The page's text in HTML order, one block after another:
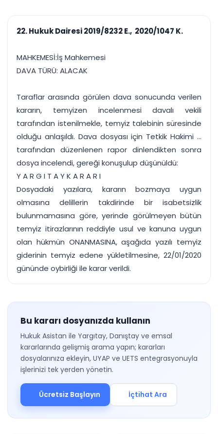
Duruşma ve görev
takvimi
Bildirim
Süreleri asla kaçırmayın
takibi
UYAP & UETS entegrasyonundan finansa, hepsi bir arada.
Tüm özellikleri inceleyin Ücretsiz Başlayın
22. Hukuk Dairesi 2019/8232 E., 2020/1047 K.
MAHKEMESİ:İş Mahkemesi
DAVA TÜRÜ: ALACAK
Taraflar arasında görülen dava sonucunda verilen
kararın, temyizen incelenmesi davalı vekili
tarafından istenilmekle, temyiz talebinin süresinde
olduğu anlaşıldı. Dava dosyası için Tetkik Hakimi ...
tarafından düzenlenen rapor dinlendikten sonra
dosya incelendi, gereği konuşulup düşünüldü:
Y A R G I T A Y K A R A R I
Dosyadaki yazılara, kararın bozmaya uygun
olmasına delillerin takdirinde bir isabetsizlik
bulunmamasına göre, yerinde görülmeyen bütün
temyiz itirazlarının reddiyle usul ve kanuna uygun
olan hükmün ONANMASINA, aşağıda yazılı temyiz
giderinin temyiz edene yükletilmesine, 22/01/2020
gününde oybirliği ile karar verildi.
Bu kararı dosyanızda kullanın
Hukuk Asistan ile Yargıtay, Danıştay ve emsal
kararlarında gelişmiş arama yapın; kararları
dosyalarınıza ekleyin, UYAP ve UETS entegrasyonuyla
işlerinizi tek yerden yönetin.
Ücretsiz Başlayın İçtihat Ara